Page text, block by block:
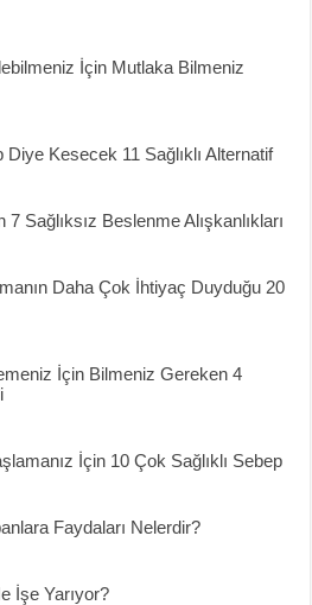
İçin Mutlaka Bilmeniz
Diye Kesecek 11 Sağlıklı Alternatif
7 Sağlıksız Beslenme Alışkanlıkları
Daha Çok İhtiyaç Duyduğu 20
İçin Bilmeniz Gereken 4
İçin 10 Çok Sağlıklı Sebep
Faydaları Nelerdir?
İşe Yarıyor?